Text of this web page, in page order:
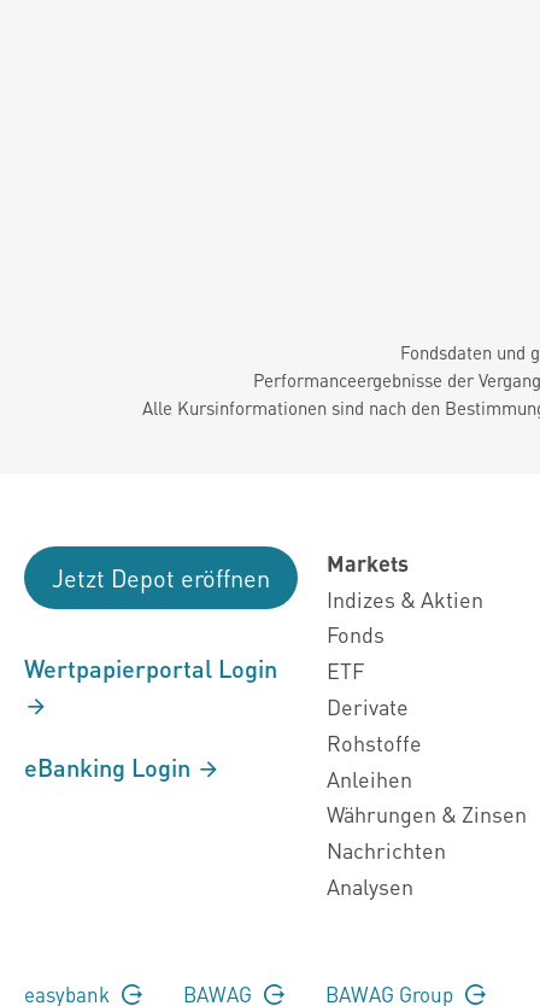
Fondsdaten und
Performanceergebnisse der
Alle Kursinformationen sind nach den
Jetzt Depot eröffnen
Wertpapierportal Login
eBanking Login
Markets
Indizes & Aktien
Fonds
ETF
Derivate
Rohstoffe
Anleihen
Währungen & Zinsen
Nachrichten
Analysen
easybank BAWAG BAWAG Group